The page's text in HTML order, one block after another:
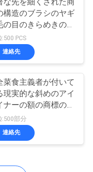
のコ
な先を細くされた商
構造のブラシのヤギ
の目のきらめきの混
ブラシ
PCS
連絡先
菜食主義者が付いて
現実的な斜めのアイ
ナーの額の商標の構
ブラシは放します
部分
連絡先